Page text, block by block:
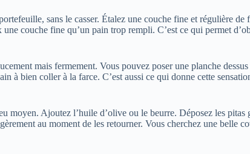
sans le casser. Étalez une couche fine et régulière de
couche fine qu’un pain trop rempli. C’est ce qui permet
mais fermement. Vous pouvez poser une planche
à bien coller à la farce. C’est aussi ce qui donne cette
moyen. Ajoutez l’huile d’olive ou le beurre. Déposez les pitas
au moment de les retourner. Vous cherchez une belle